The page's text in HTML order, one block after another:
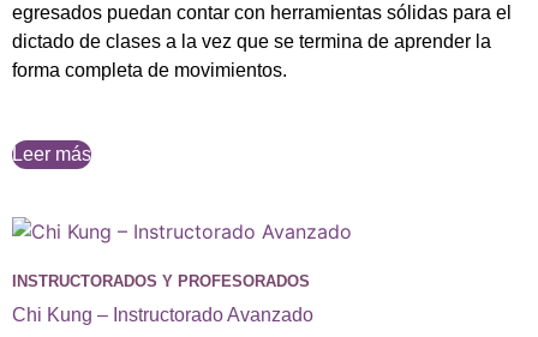
egresados puedan contar con herramientas sólidas para el
dictado de clases a la vez que se termina de aprender la
forma completa de movimientos.
Leer más
INSTRUCTORADOS Y PROFESORADOS
Chi Kung – Instructorado Avanzado